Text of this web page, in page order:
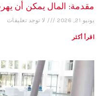
مقدمة: المال يمكن أن
يونيو 21, 2026 لا توجد تعليقات
اقرأ أكثر